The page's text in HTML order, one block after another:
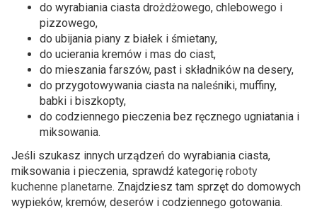
do wyrabiania ciasta drożdżowego, chlebowego i
pizzowego,
do ubijania piany z białek i śmietany,
do ucierania kremów i mas do ciast,
do mieszania farszów, past i składników na desery,
do przygotowywania ciasta na naleśniki, muffiny,
babki i biszkopty,
do codziennego pieczenia bez ręcznego ugniatania i
miksowania.
Jeśli szukasz innych urządzeń do wyrabiania ciasta,
miksowania i pieczenia, sprawdź kategorię roboty
kuchenne planetarne. Znajdziesz tam sprzęt do domowych
wypieków, kremów, deserów i codziennego gotowania.